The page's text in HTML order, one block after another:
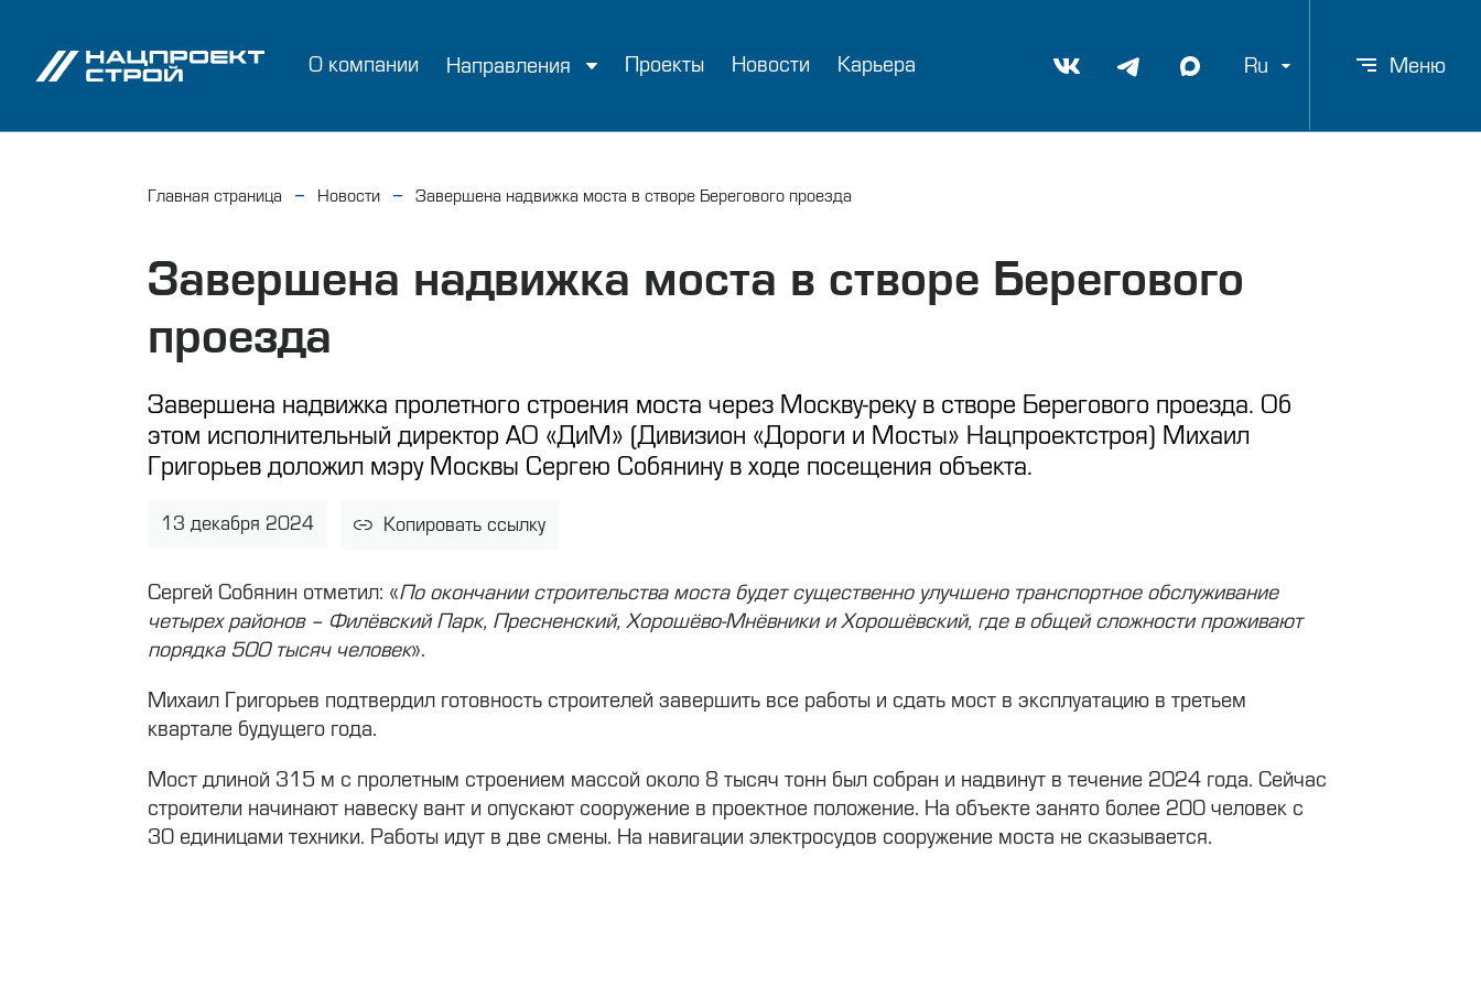
О компании Направления Проекты Новости Карьера Ru Меню
Главная страница Новости Завершена надвижка моста в створе Берегового проезда
Завершена надвижка моста в створе Берегового
проезда
Завершена надвижка пролетного строения моста через Москву-реку в створе Берегового проезда. Об
этом исполнительный директор АО «ДиМ» (Дивизион «Дороги и Мосты» Нацпроектстроя) Михаил
Григорьев доложил мэру Москвы Сергею Собянину в ходе посещения объекта.
13 декабря 2024 Копировать ссылку
Сергей Собянин отметил: «По окончании строительства моста будет существенно улучшено транспортное обслуживание
четырех районов – Филёвский Парк, Пресненский, Хорошёво-Мнёвники и Хорошёвский, где в общей сложности проживают
порядка 500 тысяч человек».
Михаил Григорьев подтвердил готовность строителей завершить все работы и сдать мост в эксплуатацию в третьем
квартале будущего года.
Мост длиной 315 м с пролетным строением массой около 8 тысяч тонн был собран и надвинут в течение 2024 года. Сейчас
строители начинают навеску вант и опускают сооружение в проектное положение. На объекте занято более 200 человек с
30 единицами техники. Работы идут в две смены. На навигации электросудов сооружение моста не сказывается.